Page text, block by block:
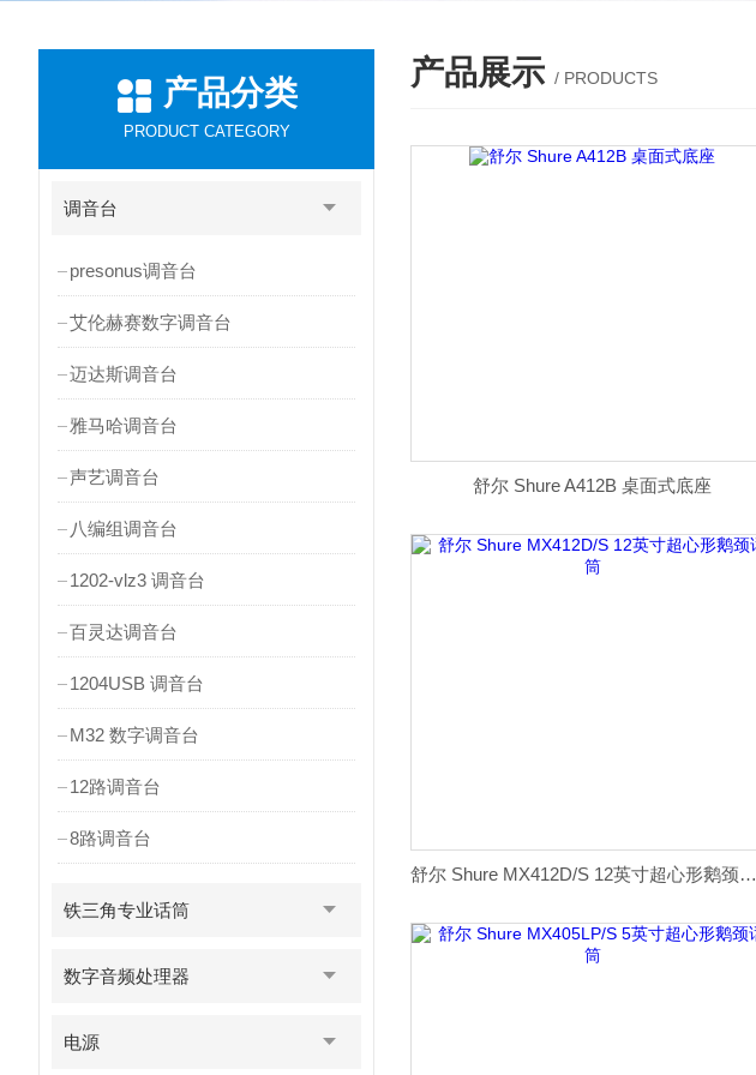
产品分类
PRODUCT CATEGORY
调音台
presonus调音台
艾伦赫赛数字调音台
迈达斯调音台
雅马哈调音台
声艺调音台
八编组调音台
1202-vlz3 调音台
百灵达调音台
1204USB 调音台
M32 数字调音台
12路调音台
8路调音台
铁三角专业话筒
数字音频处理器
电源
产品展示 / PRODUCTS
舒尔 Shure A412B 桌面式底座
舒尔 Shure MX412D/S 12英寸超心形鹅颈话筒